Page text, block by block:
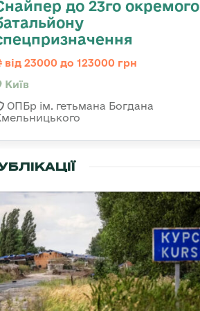
до 23го окремого
від 23000 до 123000 грн
Київ
ОПБр ім. гетьмана Богдана